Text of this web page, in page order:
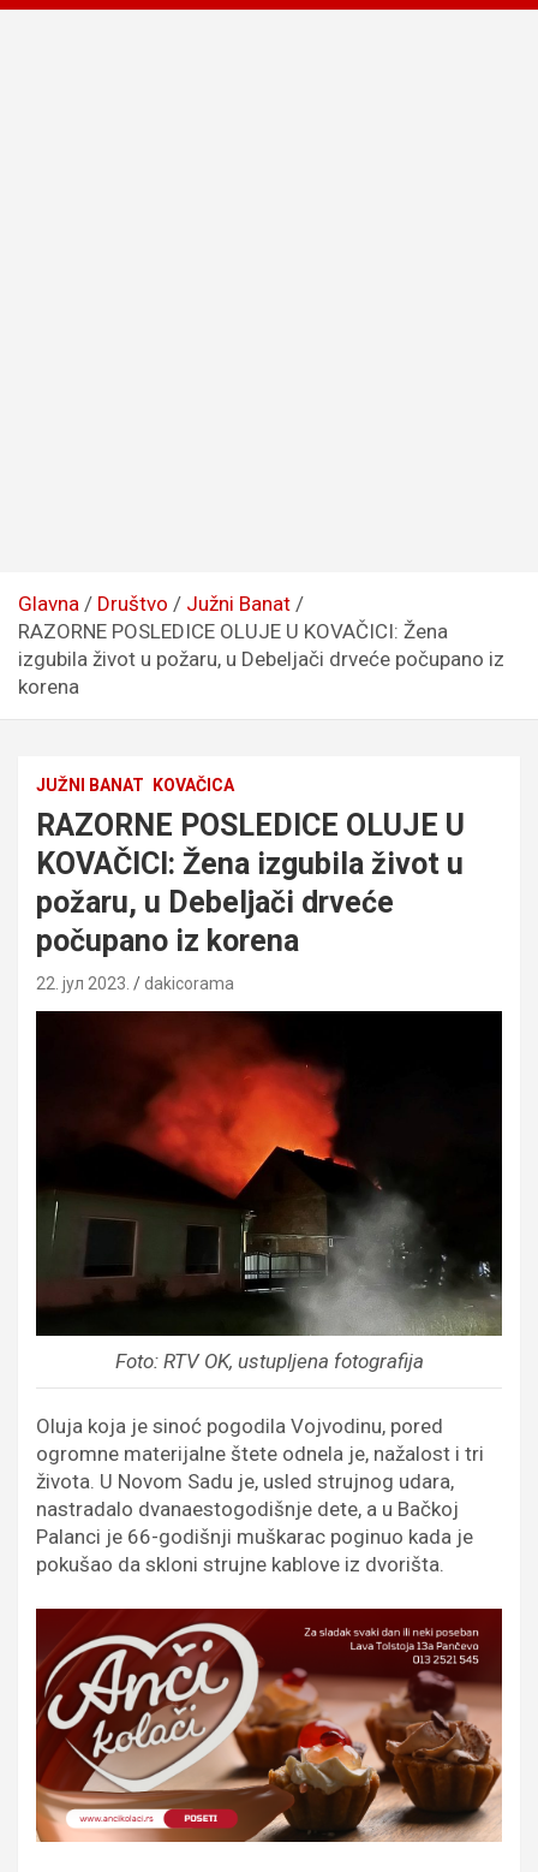
Glavna Društvo
Južni Banat
RAZORNE POSLEDICE OLUJE U KOVAČICI: Žena
izgubila život u požaru, u Debeljači drveće počupano iz
korena
JUŽNI BANAT KOVAČICA
RAZORNE POSLEDICE OLUJE U
KOVAČICI: Žena izgubila život u
požaru, u Debeljači drveće
počupano iz korena
22. јул 2023. dakicorama
Foto: RTV OK, ustupljena fotografija
Oluja koja je sinoć pogodila Vojvodinu, pored
ogromne materijalne štete odnela je, nažalost i tri
života. U Novom Sadu je, usled strujnog udara,
nastradalo dvanaestogodišnje dete, a u Bačkoj
Palanci je 66-godišnji muškarac poginuo kada je
pokušao da skloni strujne kablove iz dvorišta.